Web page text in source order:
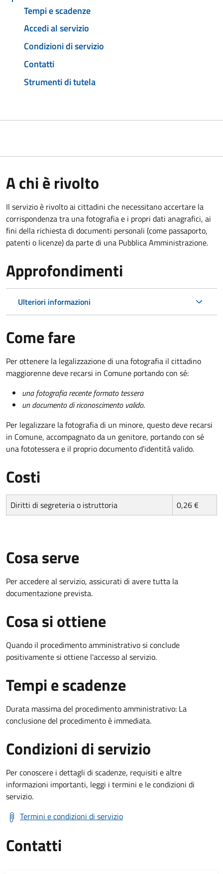
Tempi e scadenze
Accedi al servizio
Condizioni di servizio
Contatti
Strumenti di tutela
A chi è rivolto
Il servizio è rivolto ai cittadini che necessitano accertare la
corrispondenza tra una fotografia e i propri dati anagrafici, ai
fini della richiesta di documenti personali (come passaporto,
patenti o licenze) da parte di una Pubblica Amministrazione.
Approfondimenti
Ulteriori informazioni
Come fare
Per ottenere la legalizzazione di una fotografia il cittadino
maggiorenne deve recarsi in Comune portando con sé:
una fotografia recente formato tessera
un documento di riconoscimento valido.
Per legalizzare la fotografia di un minore, questo deve recarsi
in Comune, accompagnato da un genitore, portando con sé
una fototessera e il proprio documento d'identità valido.
Costi
Diritti di segreteria o istruttoria 0,26 €
Cosa serve
Per accedere al servizio, assicurati di avere tutta la
documentazione prevista.
Cosa si ottiene
Quando il procedimento amministrativo si conclude
positivamente si ottiene l'accesso al servizio.
Tempi e scadenze
Durata massima del procedimento amministrativo: La
conclusione del procedimento è immediata.
Condizioni di servizio
Per conoscere i dettagli di scadenze, requisiti e altre
informazioni importanti, leggi i termini e le condizioni di
servizio.
Termini e condizioni di servizio
Contatti